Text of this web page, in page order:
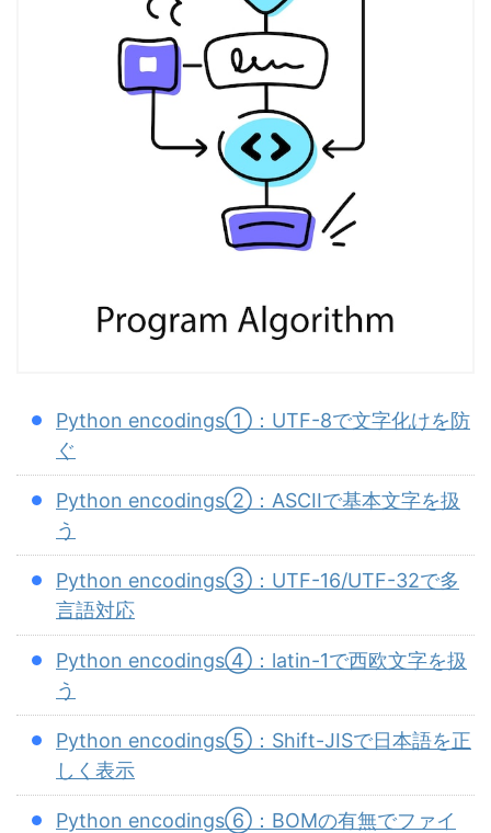
Python encodings①：UTF-8で文字化けを防
ぐ
Python encodings②：ASCIIで基本文字を扱
う
Python encodings③：UTF-16/UTF-32で多
言語対応
Python encodings④：latin-1で西欧文字を扱
う
Python encodings⑤：Shift-JISで日本語を正
しく表示
Python encodings⑥：BOMの有無でファイ